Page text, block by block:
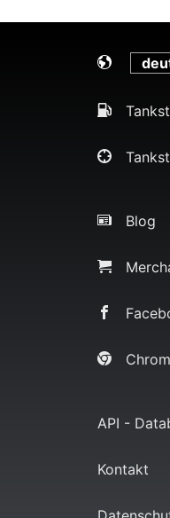
Blog
API -
Kontakt